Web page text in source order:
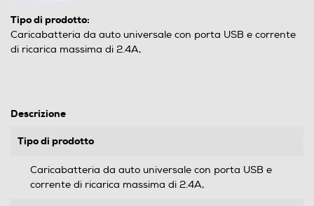
Tipo di prodotto:
Caricabatteria da auto universale con porta USB e corrente
di ricarica massima di 2.4A,
Descrizione
Tipo di prodotto
Caricabatteria da auto universale con porta USB e
corrente di ricarica massima di 2.4A,